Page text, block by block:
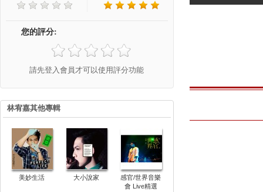
您的評分:
請先登入會員才可以使用評分功能
林宥嘉其他專輯
美妙生活 大小說家
感官/世界音樂
會 Live精選